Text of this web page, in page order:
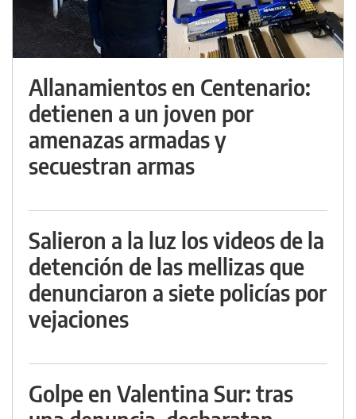
Allanamientos en Centenario:
detienen a un joven por
amenazas armadas y
secuestran armas
Salieron a la luz los videos de la
detención de las mellizas que
denunciaron a siete policías por
vejaciones
Golpe en Valentina Sur: tras